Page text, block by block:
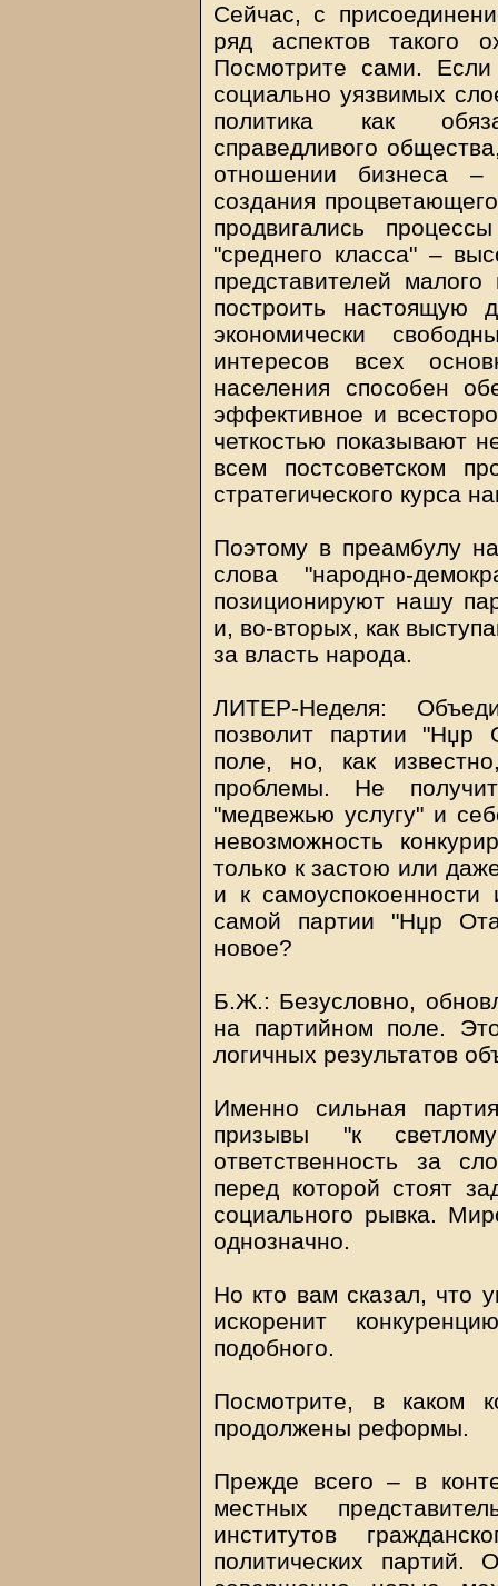
Сейчас, с
ряд аспектов такого
Посмотрите сами.
социально уязвимых
политика как
справедливого
отношении бизнеса
создания
продвигались
"среднего класса" –
представителей
построить настоящую
экономически
интересов всех
населения способен
эффективное и
четкостью показывают
всем постсоветском
стратегического курса
Поэтому в преамбулу
слова "народно-
позиционируют нашу
и, во-вторых, как
за власть народа.
ЛИТЕР-Неделя:
позволит партии "Нџр
поле, но, как
проблемы. Не
"медвежью услугу" и
невозможность
только к застою или
и к самоуспокоенности
самой партии "Нџр
новое?
Б.Ж.: Безусловно,
на партийном поле.
логичных результатов
Именно сильная
призывы "к
ответственность за
перед которой стоят
социального рывка.
однозначно.
Но кто вам сказал, что
искоренит
подобного.
Посмотрите, в каком
продолжены реформы.
Прежде всего – в
местных
институтов
политических партий.